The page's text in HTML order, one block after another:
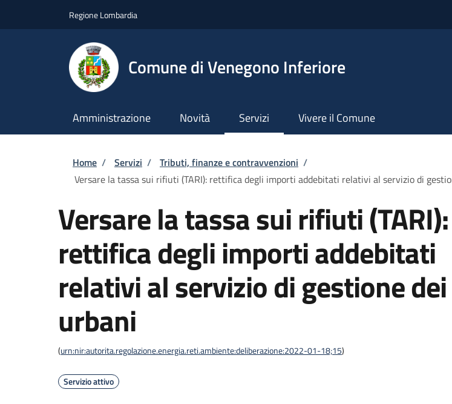
Regione Lombardia
Comune di Venegono Inferiore
Amministrazione Novità Servizi Vivere il Comune
Briciole di pane
Home / Servizi / Tributi, finanze e contravvenzioni /
Versare la tassa sui rifiuti (TARI): rettifica degli importi addebitati relativi al servizio di
Versare la tassa sui rifiuti (TARI):
rettifica degli importi addebitati
relativi al servizio di gestione
urbani
(urn:nir:autorita.regolazione.energia.reti.ambiente:deliberazione:2022-01-18;15)
Servizio attivo